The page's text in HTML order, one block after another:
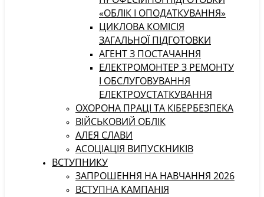
«ОБЛІК І ОПОДАТКУВАННЯ»
ЦИКЛОВА КОМІСІЯ
ЗАГАЛЬНОЇ ПІДГОТОВКИ
АГЕНТ З ПОСТАЧАННЯ
ЕЛЕКТРОМОНТЕР З РЕМОНТУ
І ОБСЛУГОВУВАННЯ
ЕЛЕКТРОУСТАТКУВАННЯ
ОХОРОНА ПРАЦІ ТА КІБЕРБЕЗПЕКА
ВІЙСЬКОВИЙ ОБЛІК
АЛЕЯ СЛАВИ
АСОЦІАЦІЯ ВИПУСКНИКІВ
ВСТУПНИКУ
ЗАПРОШЕННЯ НА НАВЧАННЯ 2026
ВСТУПНА КАМПАНІЯ